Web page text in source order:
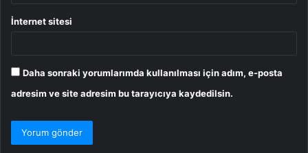
İnternet sitesi
Daha sonraki yorumlarımda kullanılması için adım, e-posta
adresim ve site adresim bu tarayıcıya kaydedilsin.